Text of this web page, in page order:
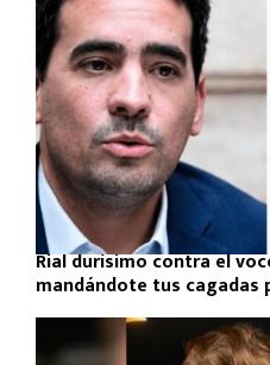
Rial durísimo contra el
mandándote tus cagadas